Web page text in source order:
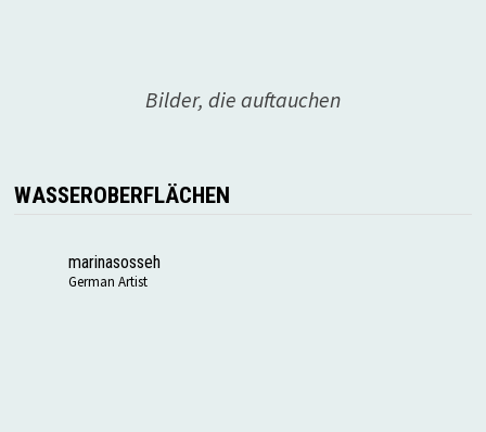
Bilder, die auftauchen
WASSEROBERFLÄCHEN
marinasosseh
German Artist